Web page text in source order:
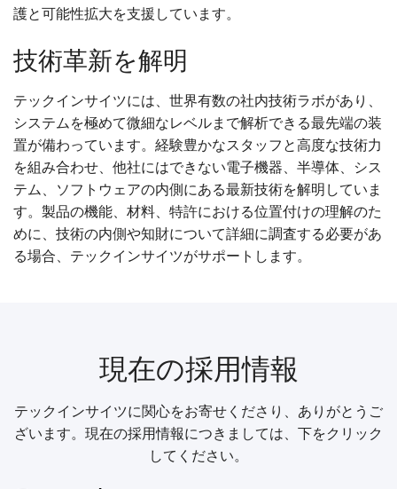
護と可能性拡大を支援しています。
技術革新を解明
テックインサイツには、世界有数の社内技術ラボがあり、
システムを極めて微細なレベルまで解析できる最先端の装
置が備わっています。経験豊かなスタッフと高度な技術力
を組み合わせ、他社にはできない電子機器、半導体、シス
テム、ソフトウェアの内側にある最新技術を解明していま
す。製品の機能、材料、特許における位置付けの理解のた
めに、技術の内側や知財について詳細に調査する必要があ
る場合、テックインサイツがサポートします。
現在の採用情報
テックインサイツに関心をお寄せくださり、ありがとうご
ざいます。現在の採用情報につきましては、下をクリック
してください。